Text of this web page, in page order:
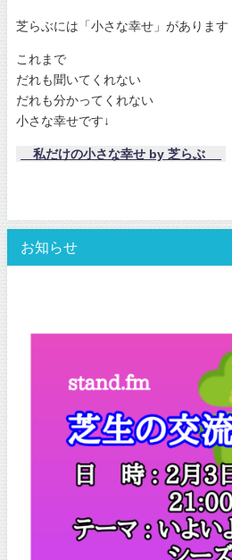
芝らぶには「小さな幸せ」があります
これまで
だれも聞いてくれない
だれも分かってくれない
小さな幸せです↓
私だけの小さな幸せ by 芝らぶ
お知らせ